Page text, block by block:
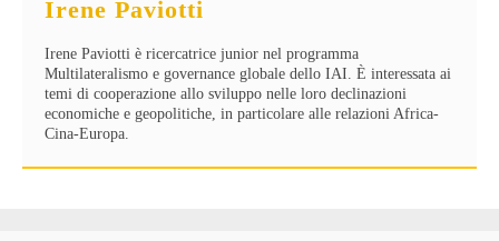
Irene Paviotti
Irene Paviotti è ricercatrice junior nel programma
Multilateralismo e governance globale dello IAI. È interessata ai
temi di cooperazione allo sviluppo nelle loro declinazioni
economiche e geopolitiche, in particolare alle relazioni Africa-
Cina-Europa.